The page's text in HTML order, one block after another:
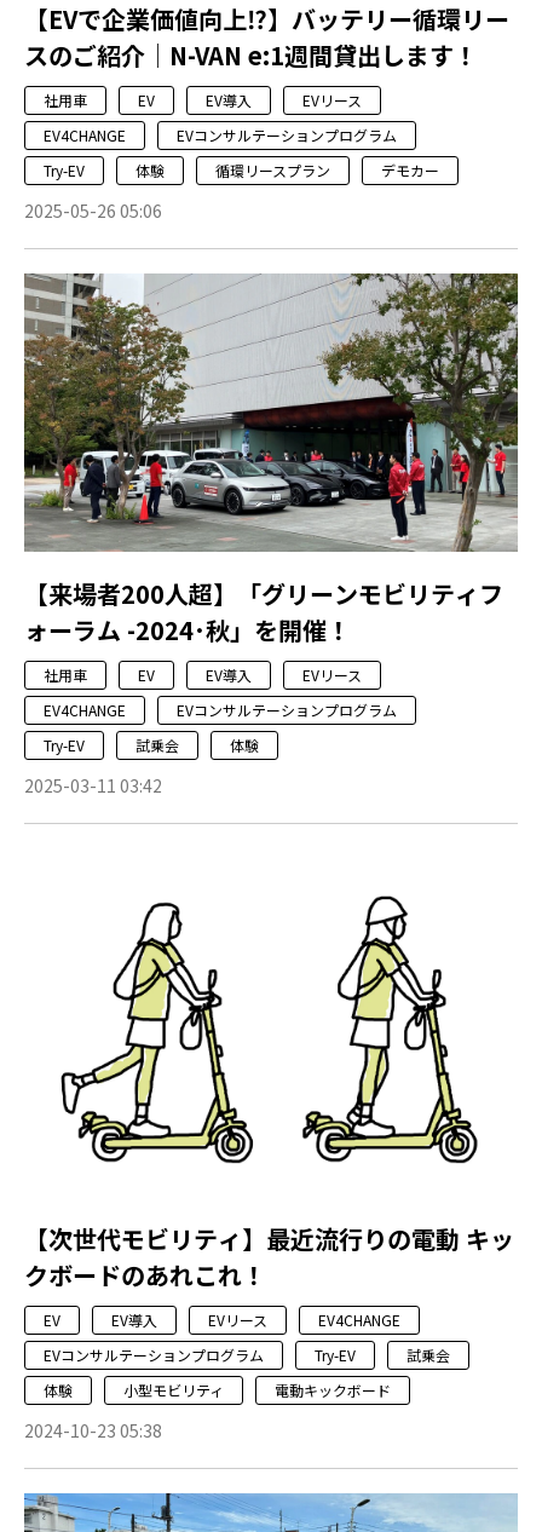
【EVで企業価値向上⁉】バッテリー循環リー
スのご紹介│N-VAN e:1週間貸出します！
社用車 EV EV導入
EVリース
EV4CHANGE
EVコンサルテーションプログラム
Try-EV
体験 循環リースプラン デモカー
2025-05-26 05:06
【来場者200人超】「グリーンモビリティフ
ォーラム -2024･秋」を開催！
社用車 EV EV導入
EVリース
EV4CHANGE
EVコンサルテーションプログラム
Try-EV
試乗会 体験
2025-03-11 03:42
【次世代モビリティ】最近流行りの電動 キッ
クボードのあれこれ！
EV EV導入 EVリース
EV4CHANGE
EVコンサルテーションプログラム
Try-EV
試乗会
体験
小型モビリティ 電動キックボード
2024-10-23 05:38